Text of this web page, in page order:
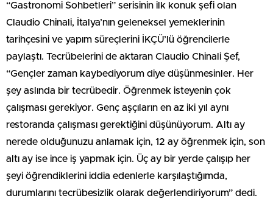
“Gastronomi Sohbetleri” serisinin ilk konuk şefi olan
Claudio Chinali, İtalya’nın geleneksel yemeklerinin
tarihçesini ve yapım süreçlerini İKÇÜ’lü öğrencilerle
paylaştı. Tecrübelerini de aktaran Claudio Chinali Şef,
“Gençler zaman kaybediyorum diye düşünmesinler. Her
şey aslında bir tecrübedir. Öğrenmek isteyenin çok
çalışması gerekiyor. Genç aşçıların en az iki yıl aynı
restoranda çalışması gerektiğini düşünüyorum. Altı ay
nerede olduğunuzu anlamak için, 12 ay öğrenmek için, son
altı ay ise ince iş yapmak için. Üç ay bir yerde çalışıp her
şeyi öğrendiklerini iddia edenlerle karşılaştığımda,
durumlarını tecrübesizlik olarak değerlendiriyorum” dedi.